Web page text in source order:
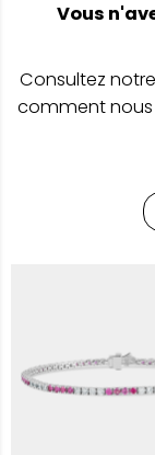
Vous
Consultez
comment